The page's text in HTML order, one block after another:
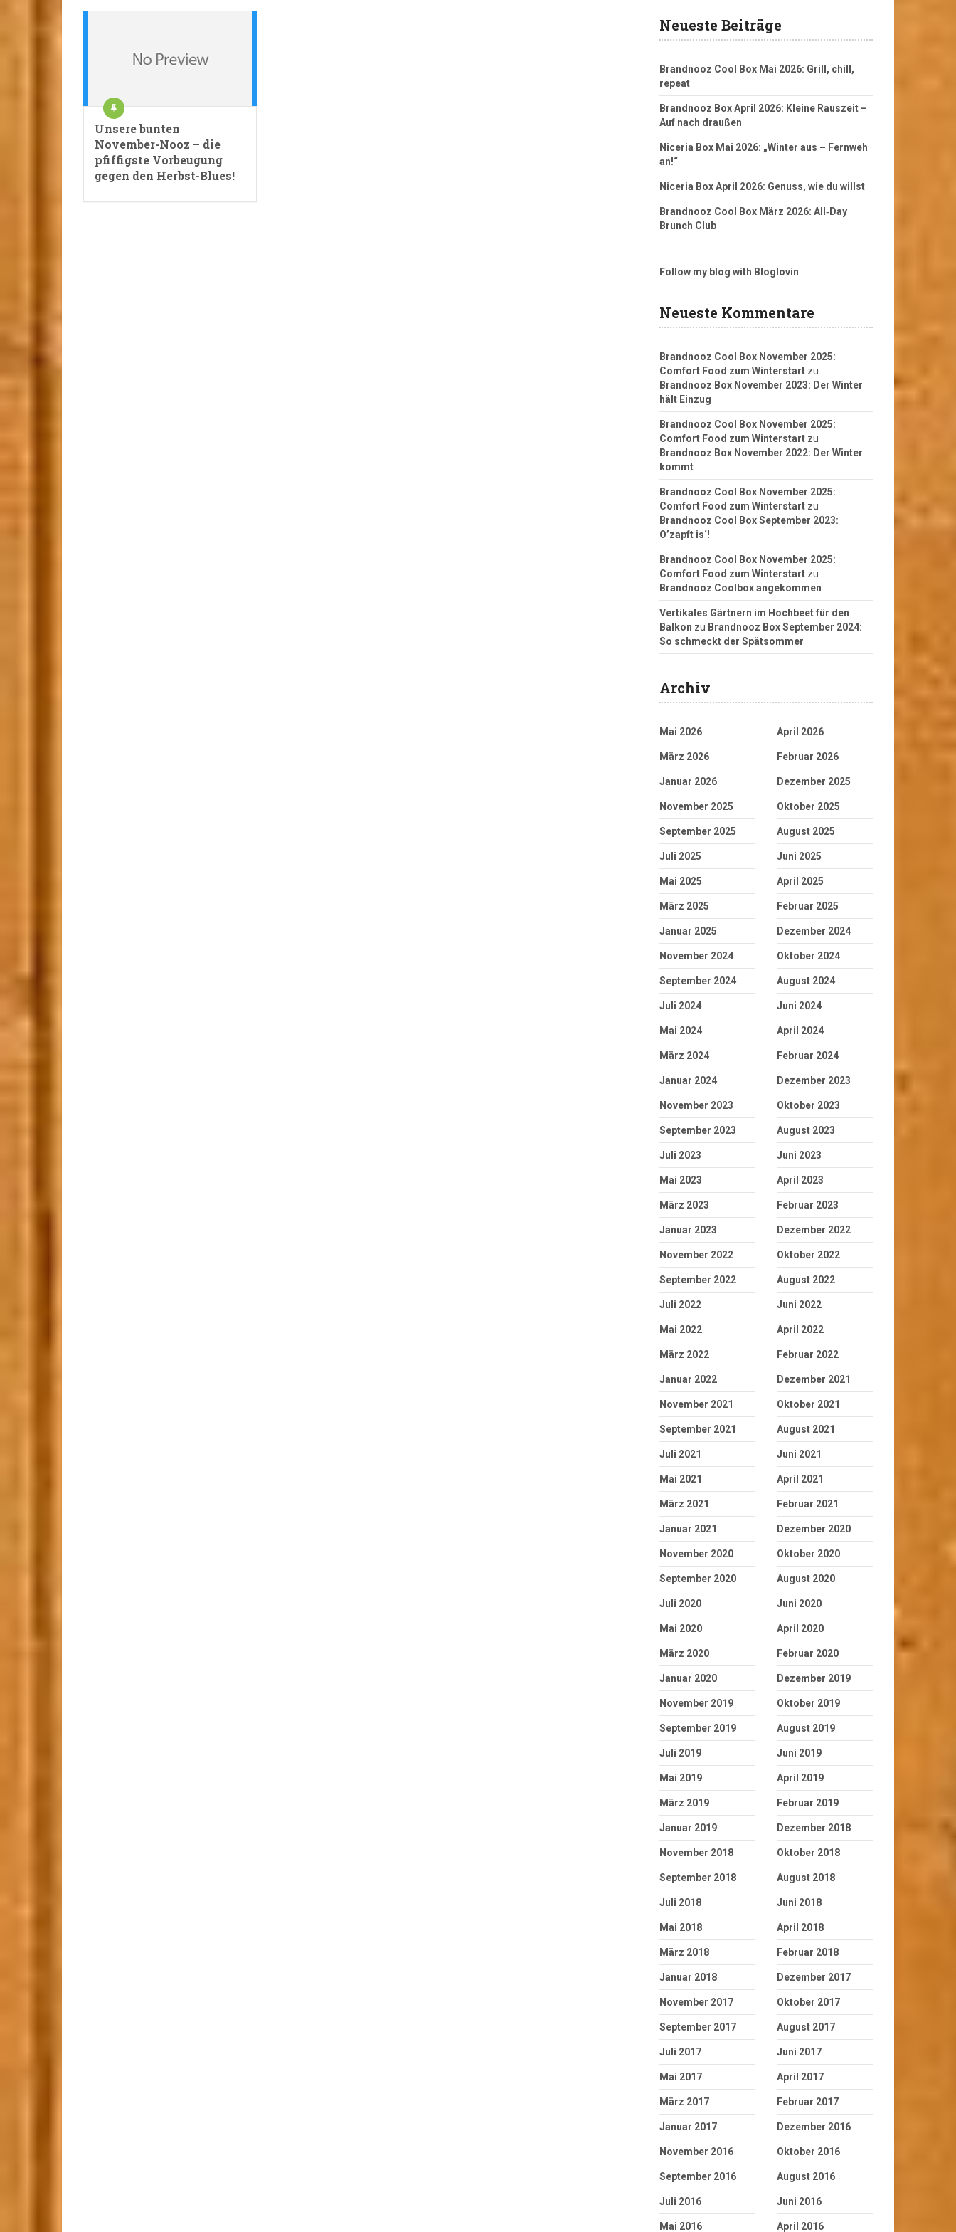
Unsere bunten
November-Nooz – die
pfiffigste Vorbeugung
gegen den Herbst-Blues!
Neueste Beiträge
Brandnooz Cool Box Mai 2026: Grill, chill,
repeat
Brandnooz Box April 2026: Kleine Rauszeit –
Auf nach draußen
Niceria Box Mai 2026: „Winter aus – Fernweh
an!“
Niceria Box April 2026: Genuss, wie du willst
Brandnooz Cool Box März 2026: All‑Day
Brunch Club
Follow my blog with Bloglovin
Neueste Kommentare
Brandnooz Cool Box November 2025:
Comfort Food zum Winterstart zu
Brandnooz Box November 2023: Der Winter
hält Einzug
Brandnooz Cool Box November 2025:
Comfort Food zum Winterstart zu
Brandnooz Box November 2022: Der Winter
kommt
Brandnooz Cool Box November 2025:
Comfort Food zum Winterstart zu
Brandnooz Cool Box September 2023:
O’zapft is‘!
Brandnooz Cool Box November 2025:
Comfort Food zum Winterstart zu
Brandnooz Coolbox angekommen
Vertikales Gärtnern im Hochbeet für den
Balkon zu Brandnooz Box September 2024:
So schmeckt der Spätsommer
Archiv
Mai 2026 April 2026
März 2026 Februar 2026
Januar 2026 Dezember 2025
November 2025 Oktober 2025
September 2025 August 2025
Juli 2025 Juni 2025
Mai 2025 April 2025
März 2025 Februar 2025
Januar 2025 Dezember 2024
November 2024 Oktober 2024
September 2024 August 2024
Juli 2024 Juni 2024
Mai 2024 April 2024
März 2024 Februar 2024
Januar 2024 Dezember 2023
November 2023 Oktober 2023
September 2023 August 2023
Juli 2023 Juni 2023
Mai 2023 April 2023
März 2023 Februar 2023
Januar 2023 Dezember 2022
November 2022 Oktober 2022
September 2022 August 2022
Juli 2022 Juni 2022
Mai 2022 April 2022
März 2022 Februar 2022
Januar 2022 Dezember 2021
November 2021 Oktober 2021
September 2021 August 2021
Juli 2021 Juni 2021
Mai 2021 April 2021
März 2021 Februar 2021
Januar 2021 Dezember 2020
November 2020 Oktober 2020
September 2020 August 2020
Juli 2020 Juni 2020
Mai 2020 April 2020
März 2020 Februar 2020
Januar 2020 Dezember 2019
November 2019 Oktober 2019
September 2019 August 2019
Juli 2019 Juni 2019
Mai 2019 April 2019
März 2019 Februar 2019
Januar 2019 Dezember 2018
November 2018 Oktober 2018
September 2018 August 2018
Juli 2018 Juni 2018
Mai 2018 April 2018
März 2018 Februar 2018
Januar 2018 Dezember 2017
November 2017 Oktober 2017
September 2017 August 2017
Juli 2017 Juni 2017
Mai 2017 April 2017
März 2017 Februar 2017
Januar 2017 Dezember 2016
November 2016 Oktober 2016
September 2016 August 2016
Juli 2016 Juni 2016
Mai 2016 April 2016